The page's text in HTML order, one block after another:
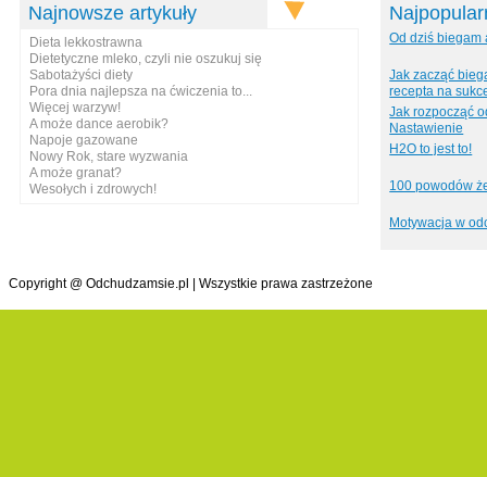
Najnowsze artykuły
Dieta lekkostrawna
Dietetyczne mleko, czyli nie oszukuj się
Sabotażyści diety
Pora dnia najlepsza na ćwiczenia to...
Więcej warzyw!
A może dance aerobik?
Napoje gazowane
Nowy Rok, stare wyzwania
A może granat?
Wesołych i zdrowych!
Od dziś biegam
Jak zacząć
recepta na
Jak rozpocząć
Nastawienie
H2O to jest to!
100 powodów
Motywacja w
Copyright @ Odchudzamsie.pl | Wszystkie prawa zastrzeżone